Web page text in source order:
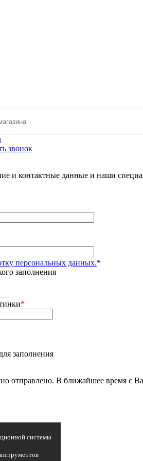
звонок
и контактные данные и наши
персональных данных.*
заполнения
*
заполнения
отправлено. В ближайшее время с
системы